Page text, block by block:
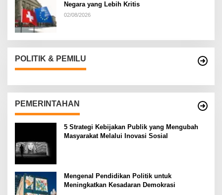
Negara yang Lebih Kritis
02/08/2026
POLITIK & PEMILU
PEMERINTAHAN
5 Strategi Kebijakan Publik yang Mengubah
Masyarakat Melalui Inovasi Sosial
Mengenal Pendidikan Politik untuk
Meningkatkan Kesadaran Demokrasi